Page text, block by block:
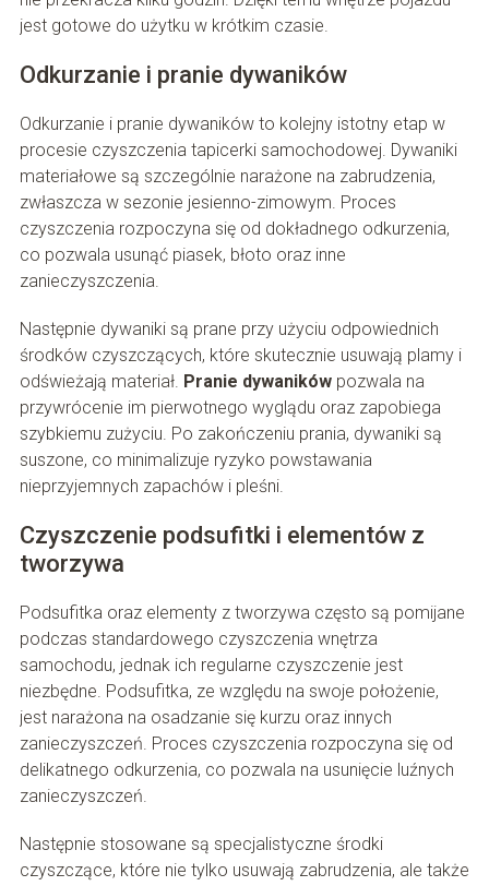
jest gotowe do użytku w krótkim czasie.
Odkurzanie i pranie dywaników
Odkurzanie i pranie dywaników to kolejny istotny etap w
procesie czyszczenia tapicerki samochodowej. Dywaniki
materiałowe są szczególnie narażone na zabrudzenia,
zwłaszcza w sezonie jesienno-zimowym. Proces
czyszczenia rozpoczyna się od dokładnego odkurzenia,
co pozwala usunąć piasek, błoto oraz inne
zanieczyszczenia.
Następnie dywaniki są prane przy użyciu odpowiednich
środków czyszczących, które skutecznie usuwają plamy i
odświeżają materiał. Pranie dywanikówpozwala na
przywrócenie im pierwotnego wyglądu oraz zapobiega
szybkiemu zużyciu. Po zakończeniu prania, dywaniki są
suszone, co minimalizuje ryzyko powstawania
nieprzyjemnych zapachów i pleśni.
Czyszczenie podsufitki i elementów z
tworzywa
Podsufitka oraz elementy z tworzywa często są pomijane
podczas standardowego czyszczenia wnętrza
samochodu, jednak ich regularne czyszczenie jest
niezbędne. Podsufitka, ze względu na swoje położenie,
jest narażona na osadzanie się kurzu oraz innych
zanieczyszczeń. Proces czyszczenia rozpoczyna się od
delikatnego odkurzenia, co pozwala na usunięcie luźnych
zanieczyszczeń.
Następnie stosowane są specjalistyczne środki
czyszczące, które nie tylko usuwają zabrudzenia, ale także